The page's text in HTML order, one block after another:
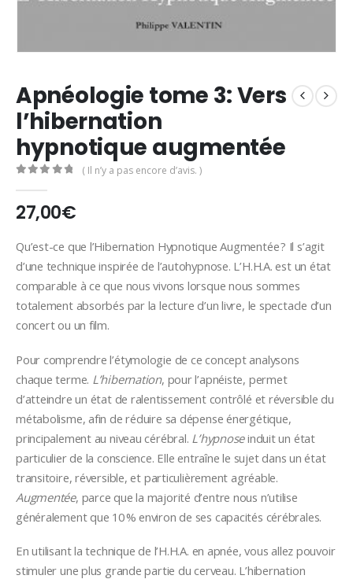
Apnéologie tome 3: Vers
l’hibernation
hypnotique augmentée
( Il n’y a pas encore d’avis. )
27,00€
Qu’est-ce que l’Hibernation Hypnotique Augmentée ? Il s’agit
d’une technique inspirée de l’autohypnose. L’H.H.A. est un état
comparable à ce que nous vivons lorsque nous sommes
totalement absorbés par la lecture d’un livre, le spectacle d’un
concert ou un film.
Pour comprendre l’étymologie de ce concept analysons
chaque terme. L’hibernation, pour l’apnéiste, permet
d’atteindre un état de ralentissement contrôlé et réversible du
métabolisme, afin de réduire sa dépense énergétique,
principalement au niveau cérébral. L’hypnoseinduit un état
particulier de la conscience. Elle entraîne le sujet dans un état
transitoire, réversible, et particulièrement agréable.
Augmentée, parce que la majorité d’entre nous n’utilise
généralement que 10 % environ de ses capacités cérébrales.
En utilisant la technique de l’H.H.A. en apnée, vous allez pouvoir
stimuler une plus grande partie du cerveau. L’hibernation